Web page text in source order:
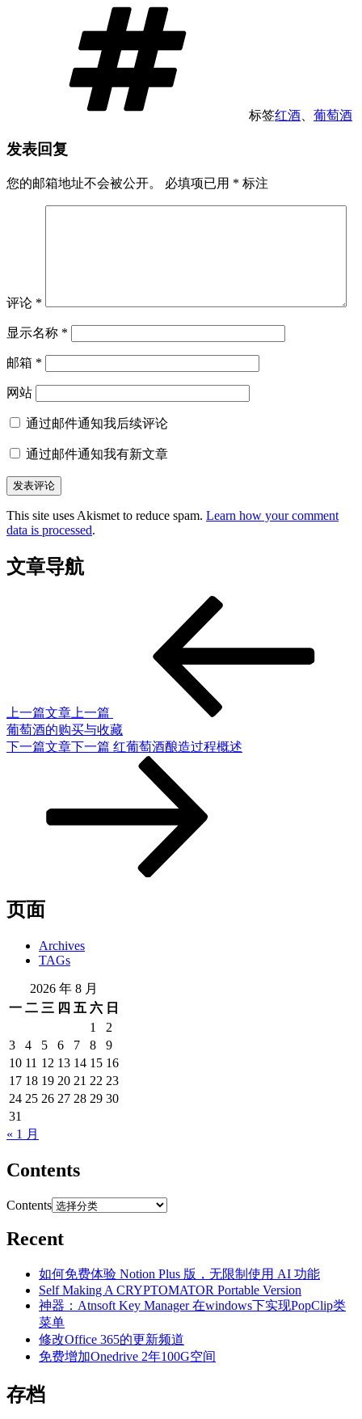
标签红酒 葡萄酒
发表回复
您的邮箱地址不会被公开。 必填项已用 * 标注
评论 *
显示名称 *
邮箱 *
网站
通过邮件通知我后续评论
通过邮件通知我有新文章
This site uses Akismet to reduce spam. Learn how your comment
data is processed.
文章导航
上一篇文章 上一篇
葡萄酒的购买与收藏
下一篇文章下一篇 红葡萄酒酿造过程概述
页面
Archives
TAGs
2026 年 8 月
一 二 三 四 五 六 日
1
2
3
4 5 6 7 8
9
10 11 12 13 14 15 16
17 18 19 20 21 22 23
24 25 26 27 28 29 30
31
« 1 月
Contents
Contents
Recent
如何免费体验 Notion Plus 版，无限制使用 AI 功能
Self Making A CRYPTOMATOR Portable Version
神器：Atnsoft Key Manager 在windows下实现PopClip类
菜单
修改Office 365的更新频道
免费增加Onedrive 2年100G空间
存档